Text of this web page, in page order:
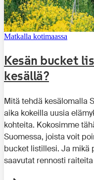
Matkalla kotimaassa
Kesän bucket
kesällä?
Mitä tehdä kesälomalla
aika kokeilla uusia
kohteita. Kokosimme
Suomessa, joista voit
bucket listillesi. Ja mikä
saavutat rennosti